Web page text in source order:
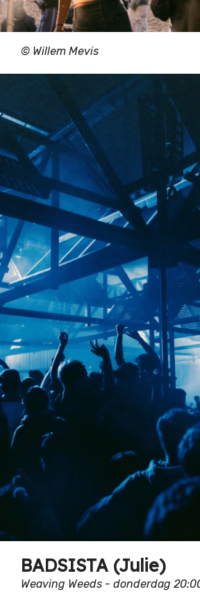
© Willem Mevis
BADSISTA (Julie)
Weaving Weeds - donderdag